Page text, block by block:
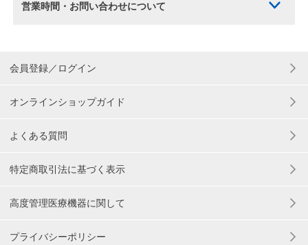
営業時間・お問い合わせについて
会員登録／ログイン
オンラインショップガイド
よくある質問
特定商取引法に基づく表示
高度管理医療機器に関して
プライバシーポリシー